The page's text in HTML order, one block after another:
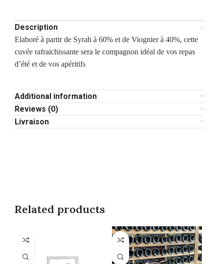
Description
Elaboré à partir de Syrah à 60% et de Viognier à 40%, cette
cuvée rafraichissante sera le compagnon idéal de vos repas
d’été et de vos apéritifs
Additional information
Reviews (0)
Livraison
Related products